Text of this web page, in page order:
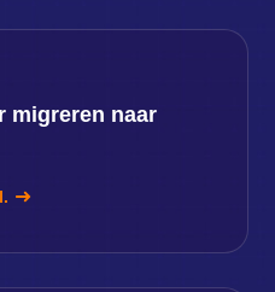
migreren naar